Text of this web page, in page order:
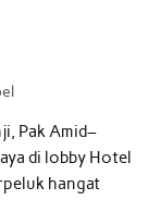
Pak Amid–
di lobby Hotel
hangat